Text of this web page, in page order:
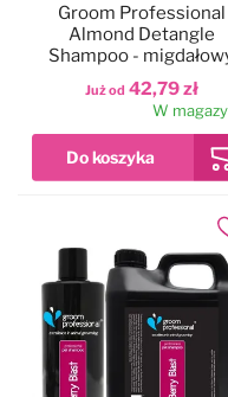
Już od 42,79 zł
Groom Professional
Almond Detangle
Shampoo -
szampon dla psa
ułatwiający
rozczesywanie,
koncentrat 1:10
W